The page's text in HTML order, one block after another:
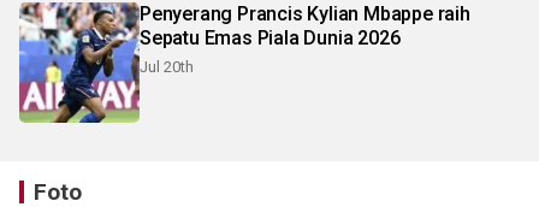
Penyerang Prancis Kylian Mbappe raih
Sepatu Emas Piala Dunia 2026
Jul 20th
Foto